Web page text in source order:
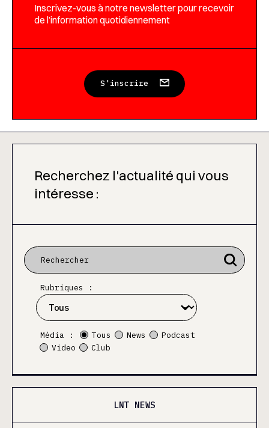
Inscrivez-vous à notre newsletter pour recevoir
de l’information quotidiennement
S'inscrire
Recherchez l'actualité qui vous
intéresse :
Rubriques :
Média : Tous News
Podcast
Video
Club
LNT NEWS